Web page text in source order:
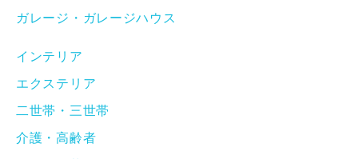
ガレージ・ガレージハウス
インテリア
エクステリア
二世帯・三世帯
介護・高齢者